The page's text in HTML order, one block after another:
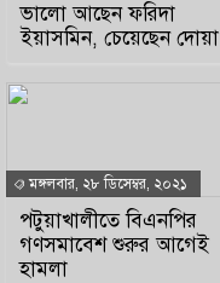
ভালো আছেন ফরিদা
ইয়াসমিন, চেয়েছেন দোয়া
মঙ্গলবার, ২৮ ডিসেম্বর, ২০২১
পটুয়াখালীতে বিএনপির
গণসমাবেশ শুরুর আগেই
হামলা